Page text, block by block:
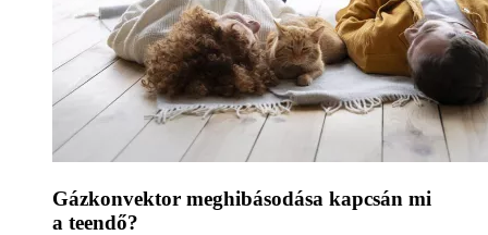
Gázkonvektor meghibásodása kapcsán mi
a teendő?